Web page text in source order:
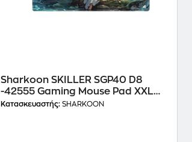
Sharkoon SKILLER SGP40 D8
-42555 Gaming Mouse Pad XXL
1000 mm - Με σχέδιο
Κατασκευαστής:SHARKOON